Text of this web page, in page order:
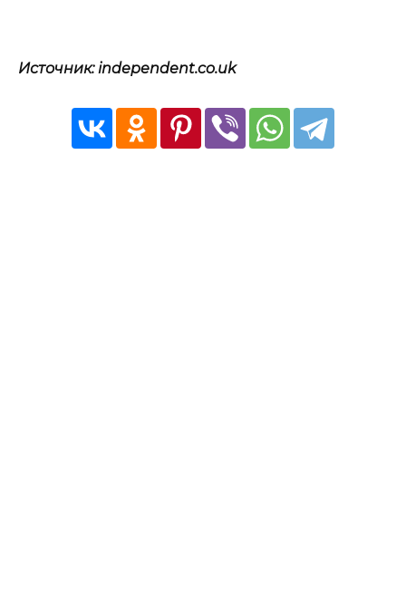
Источник: independent.co.uk